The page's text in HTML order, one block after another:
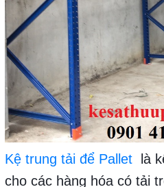
Kệ trung tải để Pallet
là
cho các hàng hóa có tải